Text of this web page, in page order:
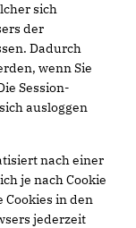
sich
der
Dadurch
wenn Sie
Session-
ausloggen
nach einer
je nach Cookie
Cookies in den
jederzeit